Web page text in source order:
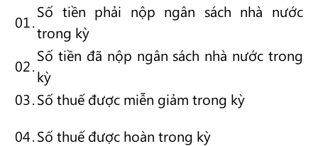
01.
Số tiền phải nộp ngân sách nhà nước
trong kỳ
02.
Số tiền đã nộp ngân sách nhà nước trong
kỳ
03.Số thuế được miễn giảm trong kỳ
04.Số thuế được hoàn trong kỳ